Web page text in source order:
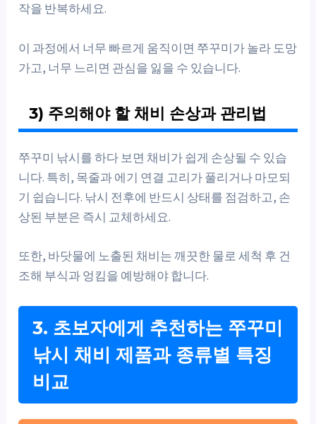
작을 반복하세요.
이 과정에서 너무 빠르게 움직이면 쭈꾸미가 놀라 도망
가고, 너무 느리면 관심을 잃을 수 있습니다.
3) 주의해야 할 채비 손상과 관리법
쭈꾸미 낚시를 하다 보면 채비가 쉽게 손상될 수 있습
니다. 특히, 목줄과 에기 연결 고리가 풀리거나 마모되
기 쉽습니다. 낚시 전후에 반드시 상태를 점검하고, 손
상된 부분은 즉시 교체하세요.
또한, 바닷물에 노출된 채비는 깨끗한 물로 세척 후 건
조해 부식과 엉킴을 예방해야 합니다.
3. 초보자에게 추천하는 쭈꾸미
낚시 채비 제품과 종류별 특징
비교